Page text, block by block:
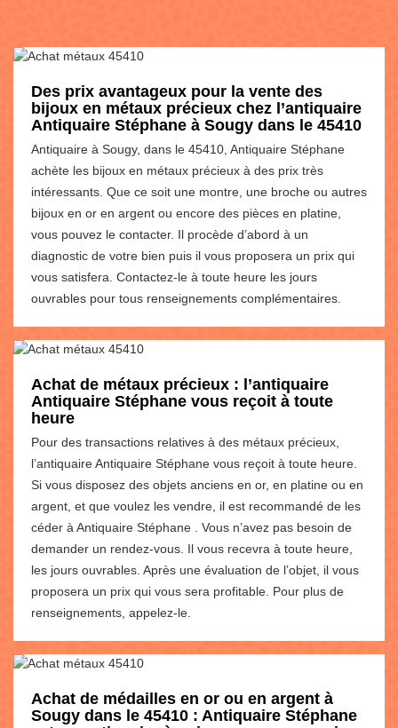
Des prix avantageux pour la vente des
bijoux en métaux précieux chez l’antiquaire
Antiquaire Stéphane à Sougy dans le 45410
Antiquaire à Sougy, dans le 45410, Antiquaire Stéphane
achète les bijoux en métaux précieux à des prix très
intéressants. Que ce soit une montre, une broche ou autres
bijoux en or en argent ou encore des pièces en platine,
vous pouvez le contacter. Il procède d’abord à un
diagnostic de votre bien puis il vous proposera un prix qui
vous satisfera. Contactez-le à toute heure les jours
ouvrables pour tous renseignements complémentaires.
Achat de métaux précieux : l’antiquaire
Antiquaire Stéphane vous reçoit à toute
heure
Pour des transactions relatives à des métaux précieux,
l’antiquaire Antiquaire Stéphane vous reçoit à toute heure.
Si vous disposez des objets anciens en or, en platine ou en
argent, et que voulez les vendre, il est recommandé de les
céder à Antiquaire Stéphane . Vous n’avez pas besoin de
demander un rendez-vous. Il vous recevra à toute heure,
les jours ouvrables. Après une évaluation de l’objet, il vous
proposera un prix qui vous sera profitable. Pour plus de
renseignements, appelez-le.
Achat de médailles en or ou en argent à
Sougy dans le 45410 : Antiquaire Stéphane